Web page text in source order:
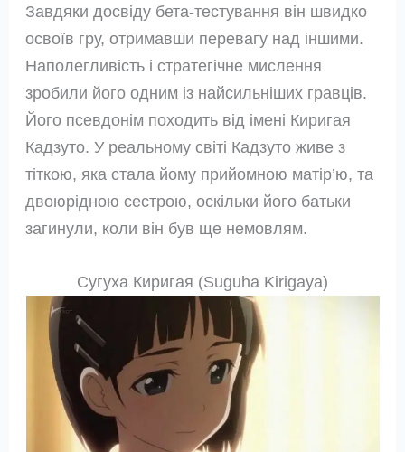
Завдяки досвіду бета-тестування він швидко
освоїв гру, отримавши перевагу над іншими.
Наполегливість і стратегічне мислення
зробили його одним із найсильніших гравців.
Його псевдонім походить від імені Киригая
Кадзуто. У реальному світі Кадзуто живе з
тіткою, яка стала йому прийомною матір’ю, та
двоюрідною сестрою, оскільки його батьки
загинули, коли він був ще немовлям.
Сугуха Киригая (Suguha Kirigaya)